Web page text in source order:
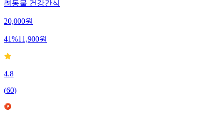
려동물 건강간식
20,000원
41%11,900원
4.8
(60)